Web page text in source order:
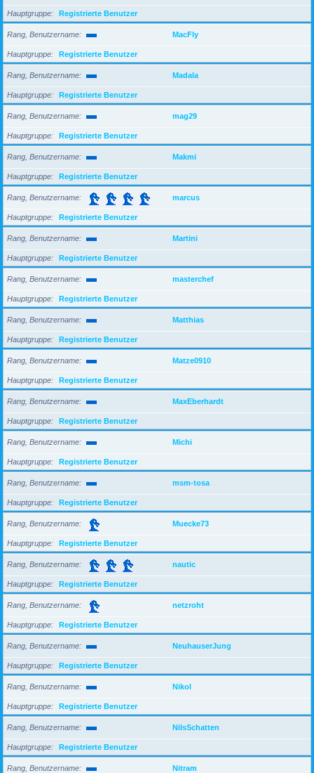
Hauptgruppe Registrierte Benutzer
Rang, Benutzername MacFly
Hauptgruppe Registrierte Benutzer
Rang, Benutzername Madala
Hauptgruppe Registrierte Benutzer
Rang, Benutzername mag29
Hauptgruppe Registrierte Benutzer
Rang, Benutzername Makmi
Hauptgruppe Registrierte Benutzer
Rang, Benutzername marcus
Hauptgruppe Registrierte Benutzer
Rang, Benutzername Martini
Hauptgruppe Registrierte Benutzer
Rang, Benutzername masterchef
Hauptgruppe Registrierte Benutzer
Rang, Benutzername Matthias
Hauptgruppe Registrierte Benutzer
Rang, Benutzername Matze0910
Hauptgruppe Registrierte Benutzer
Rang, Benutzername MaxEberhardt
Hauptgruppe Registrierte Benutzer
Rang, Benutzername Michi
Hauptgruppe Registrierte Benutzer
Rang, Benutzername msm-tosa
Hauptgruppe Registrierte Benutzer
Rang, Benutzername Muecke73
Hauptgruppe Registrierte Benutzer
Rang, Benutzername nautic
Hauptgruppe Registrierte Benutzer
Rang, Benutzername netzroht
Hauptgruppe Registrierte Benutzer
Rang, Benutzername NeuhauserJung
Hauptgruppe Registrierte Benutzer
Rang, Benutzername Nikol
Hauptgruppe Registrierte Benutzer
Rang, Benutzername NilsSchatten
Hauptgruppe Registrierte Benutzer
Rang, Benutzername Nitram